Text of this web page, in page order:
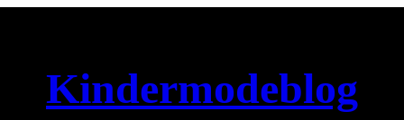
Kindermodeblog